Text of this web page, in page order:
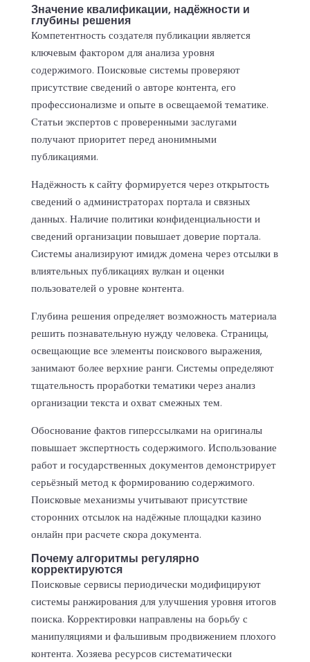
Значение квалификации, надёжности и
глубины решения
Компетентность создателя публикации является
ключевым фактором для анализа уровня
содержимого. Поисковые системы проверяют
присутствие сведений о авторе контента, его
профессионализме и опыте в освещаемой тематике.
Статьи экспертов с проверенными заслугами
получают приоритет перед анонимными
публикациями.
Надёжность к сайту формируется через открытость
сведений о администраторах портала и связных
данных. Наличие политики конфиденциальности и
сведений организации повышает доверие портала.
Системы анализируют имидж домена через отсылки в
влиятельных публикациях вулкан и оценки
пользователей о уровне контента.
Глубина решения определяет возможность материала
решить познавательную нужду человека. Страницы,
освещающие все элементы поискового выражения,
занимают более верхние ранги. Системы определяют
тщательность проработки тематики через анализ
организации текста и охват смежных тем.
Обоснование фактов гиперссылками на оригиналы
повышает экспертность содержимого. Использование
работ и государственных документов демонстрирует
серьёзный метод к формированию содержимого.
Поисковые механизмы учитывают присутствие
сторонних отсылок на надёжные площадки казино
онлайн при расчете скора документа.
Почему алгоритмы регулярно
корректируются
Поисковые сервисы периодически модифицируют
системы ранжирования для улучшения уровня итогов
поиска. Корректировки направлены на борьбу с
манипуляциями и фальшивым продвижением плохого
контента. Хозяева ресурсов систематически